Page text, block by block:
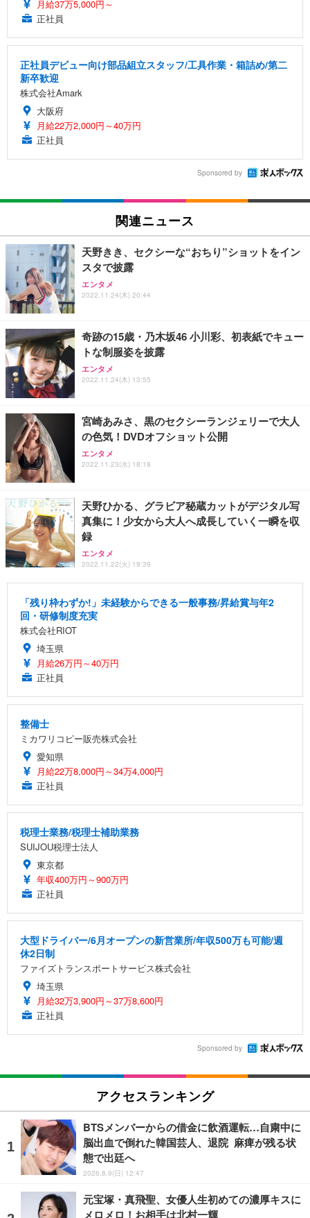
月給37万5,000円～
正社員
正社員デビュー向け部品組立スタッフ/工具作業・箱詰め/第二
新卒歓迎
株式会社Amark
大阪府
月給22万2,000円～40万円
正社員
Sponsored by
関連ニュース
天野きき、セクシーな“おちり”ショットをイン
スタで披露
エンタメ
2022.11.24(木) 20:44
奇跡の15歳・乃木坂46 小川彩、初表紙でキュー
トな制服姿を披露
エンタメ
2022.11.24(木) 13:55
宮崎あみさ、黒のセクシーランジェリーで大人
の色気！DVDオフショット公開
エンタメ
2022.11.23(水) 18:18
天野ひかる、グラビア秘蔵カットがデジタル写
真集に！少女から大人へ成長していく一瞬を収
録
エンタメ
2022.11.22(火) 19:39
「残り枠わずか!」未経験からできる一般事務/昇給賞与年2
回・研修制度充実
株式会社RIOT
埼玉県
月給26万円～40万円
正社員
整備士
ミカワリコピー販売株式会社
愛知県
月給22万8,000円～34万4,000円
正社員
税理士業務/税理士補助業務
SUIJOU税理士法人
東京都
年収400万円～900万円
正社員
大型ドライバー/6月オープンの新営業所/年収500万も可能/週
休2日制
ファイズトランスポートサービス株式会社
埼玉県
月給32万3,900円～37万8,600円
正社員
Sponsored by
アクセスランキング
BTSメンバーからの借金に飲酒運転…自粛中に
脳出血で倒れた韓国芸人、退院 麻痺が残る状
態で出廷へ
2026.8.9(日) 12:47
元宝塚・真飛聖、女優人生初めての濃厚キスに
メロメロ！お相手は北村一輝